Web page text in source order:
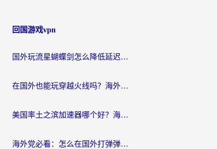
回国游戏vpn
国外玩流星蝴蝶剑怎么降低延迟？海外党必看的加速秘籍（含欧洲鸣潮&彩虹岛优化攻略）
在国外也能玩穿越火线吗？海外玩家国服游戏畅玩终极指南
美国率土之滨加速器哪个好？海外党国服游戏畅玩终极指南（附多游戏解决方案）
海外党必看：怎么在国外打弹弹堂不卡？番茄加速器亲测指南